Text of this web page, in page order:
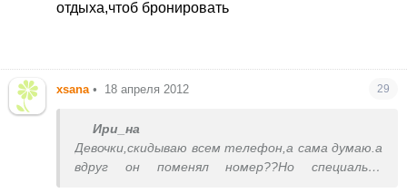
отдыха,чтоб бронировать
xsana • 18 апреля 2012 29
Ири_на
Девочки,скидываю всем телефон,а сама думаю.а
вдруг он поменял номер??Но специально